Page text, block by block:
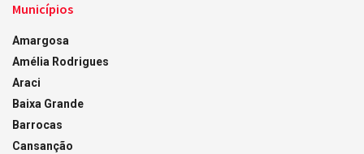
Municípios
Amargosa
Amélia Rodrigues
Araci
Baixa Grande
Barrocas
Cansanção